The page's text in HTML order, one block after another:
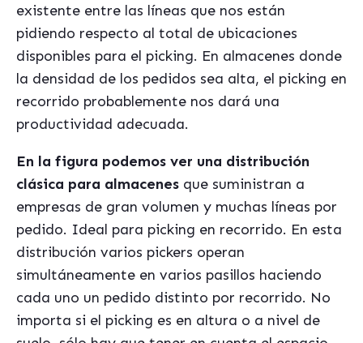
existente entre las líneas que nos están
pidiendo respecto al total de ubicaciones
disponibles para el picking. En almacenes donde
la densidad de los pedidos sea alta, el picking en
recorrido probablemente nos dará una
productividad adecuada.
En la figura podemos ver una distribución
clásica para almacenes que suministran a
empresas de gran volumen y muchas líneas por
pedido. Ideal para picking en recorrido. En esta
distribución varios pickers operan
simultáneamente en varios pasillos haciendo
cada uno un pedido distinto por recorrido. No
importa si el picking es en altura o a nivel de